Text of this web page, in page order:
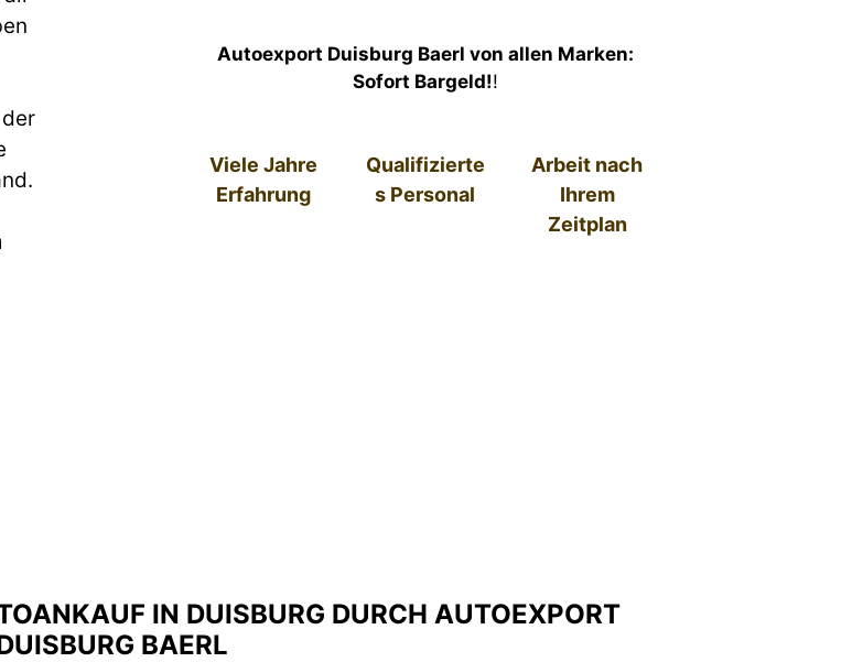
Autoexport Duisburg Baerl von allen Marken:
Sofort Bargeld!!
Viele Jahre
Erfahrung
Qualifizierte
s Personal
Arbeit nach
Ihrem
Zeitplan
IN DUISBURG DURCH AUTOEXPORT
BAERL